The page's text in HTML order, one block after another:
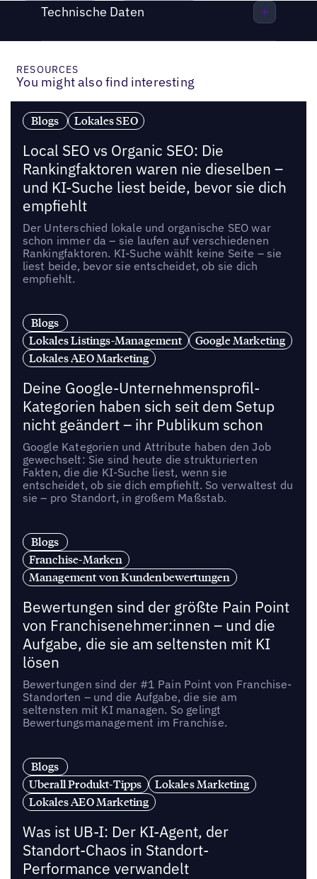
Technische Daten
RESOURCES
You might also find interesting
Blogs Lokales SEO
Local SEO vs Organic SEO: Die
Rankingfaktoren waren nie dieselben –
und KI-Suche liest beide, bevor sie dich
empfiehlt
Der Unterschied lokale und organische SEO war
schon immer da – sie laufen auf verschiedenen
Rankingfaktoren. KI-Suche wählt keine Seite – sie
liest beide, bevor sie entscheidet, ob sie dich
empfiehlt.
Blogs
Lokales Listings-Management
Google Marketing
Lokales AEO Marketing
Deine Google-Unternehmensprofil-
Kategorien haben sich seit dem Setup
nicht geändert – ihr Publikum schon
Google Kategorien und Attribute haben den Job
gewechselt: Sie sind heute die strukturierten
Fakten, die die KI-Suche liest, wenn sie
entscheidet, ob sie dich empfiehlt. So verwaltest du
sie – pro Standort, in großem Maßstab.
Blogs
Franchise-Marken
Management von Kundenbewertungen
Bewertungen sind der größte Pain Point
von Franchisenehmer:innen – und die
Aufgabe, die sie am seltensten mit KI
lösen
Bewertungen sind der #1 Pain Point von Franchise-
Standorten – und die Aufgabe, die sie am
seltensten mit KI managen. So gelingt
Bewertungsmanagement im Franchise.
Blogs
Uberall Produkt-Tipps
Lokales Marketing
Lokales AEO Marketing
Was ist UB-I: Der KI-Agent, der
Standort-Chaos in Standort-
Performance verwandelt